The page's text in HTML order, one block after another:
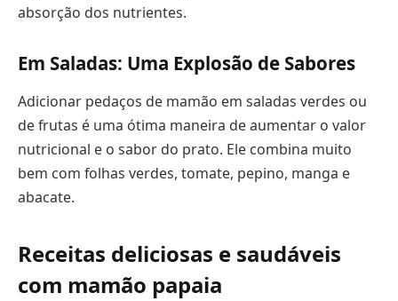
absorção dos nutrientes.
Em Saladas: Uma Explosão de Sabores
Adicionar pedaços de mamão em saladas verdes ou
de frutas é uma ótima maneira de aumentar o valor
nutricional e o sabor do prato. Ele combina muito
bem com folhas verdes, tomate, pepino, manga e
abacate.
Receitas deliciosas e saudáveis
com mamão papaia